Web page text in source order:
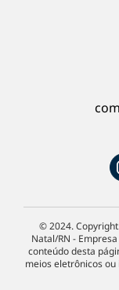
© 2024.
Natal/RN -
conteúdo desta
meios eletrônicos